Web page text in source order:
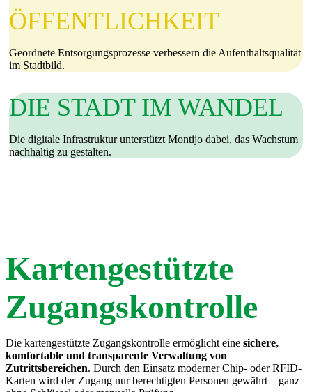
ÖFFENTLICHKEIT
Geordnete Entsorgungsprozesse verbessern die Aufenthaltsqualität
im Stadtbild.
DIE STADT IM WANDEL
Die digitale Infrastruktur unterstützt Montijo dabei, das Wachstum
nachhaltig zu gestalten.
Kartengestützte
Zugangskontrolle
Die kartengestützte Zugangskontrolle ermöglicht eine sichere,
komfortable und transparente Verwaltung von
Zutrittsbereichen. Durch den Einsatz moderner Chip- oder RFID-
Karten wird der Zugang nur berechtigten Personen gewährt – ganz